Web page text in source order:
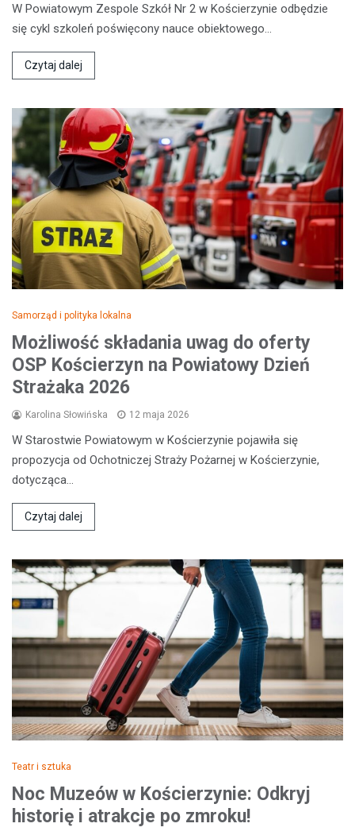
W Powiatowym Zespole Szkół Nr 2 w Kościerzynie odbędzie
się cykl szkoleń poświęcony nauce obiektowego…
Czytaj dalej
Samorząd i polityka lokalna
Możliwość składania uwag do oferty
OSP Kościerzyn na Powiatowy Dzień
Strażaka 2026
Karolina Słowińska 12 maja 2026
W Starostwie Powiatowym w Kościerzynie pojawiła się
propozycja od Ochotniczej Straży Pożarnej w Kościerzynie,
dotycząca…
Czytaj dalej
Teatr i sztuka
Noc Muzeów w Kościerzynie: Odkryj
historię i atrakcje po zmroku!